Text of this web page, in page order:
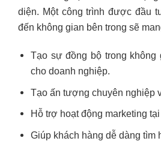
diện. Một công trình được đầu
đến không gian bên trong sẽ
Tạo sự đồng bộ trong không
cho doanh nghiệp.
Tạo ấn tượng chuyên nghiệp
Hỗ trợ hoạt động marketing
Giúp khách hàng dễ dàng tìm